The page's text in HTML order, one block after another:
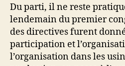
Du parti, il ne reste
lendemain du premier
des directives furent
participation et
l’organisation dans les